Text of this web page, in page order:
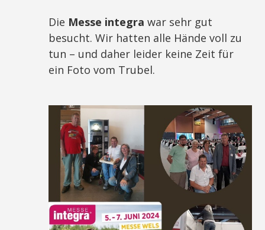
Die Messe integrawar sehr gut
besucht. Wir hatten alle Hände voll zu
tun – und daher leider keine Zeit für
ein Foto vom Trubel.